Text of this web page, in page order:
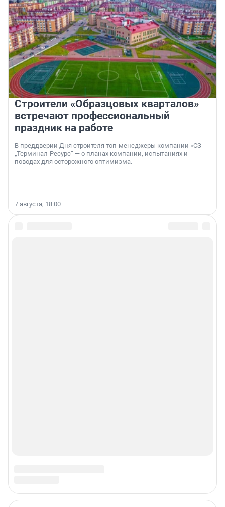
Строители «Образцовых кварталов»
встречают профессиональный
праздник на работе
В преддверии Дня строителя топ-менеджеры компании «СЗ
„Терминал-Ресурс“ — о планах компании, испытаниях и
поводах для осторожного оптимизма.
7 августа, 18:00